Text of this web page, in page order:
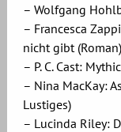
– Wolfgang
– Francesca
nicht gibt (Roman)
– P. C. Cast:
– Nina MacKay:
Lustiges)
– Lucinda Riley: